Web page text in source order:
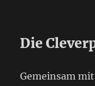
Die
Gemeinsam